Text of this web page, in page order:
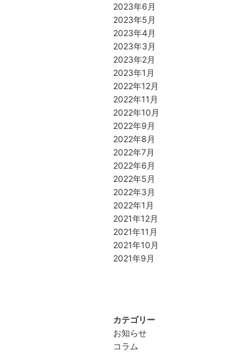
2023年6月
2023年5月
2023年4月
2023年3月
2023年2月
2023年1月
2022年12月
2022年11月
2022年10月
2022年9月
2022年8月
2022年7月
2022年6月
2022年5月
2022年3月
2022年1月
2021年12月
2021年11月
2021年10月
2021年9月
カテゴリー
お知らせ
コラム